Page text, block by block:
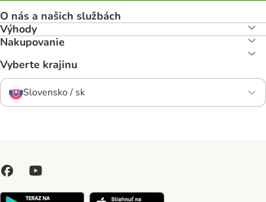
O nás a našich službách
Výhody
Nakupovanie
Vyberte krajinu
Slovensko / sk